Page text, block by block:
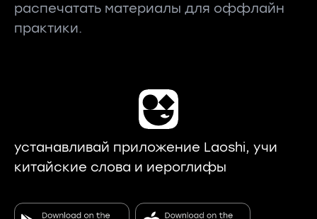
распечатать материалы для оффлайн
практики.
устанавливай приложение Laoshi, учи
китайские слова и иероглифы